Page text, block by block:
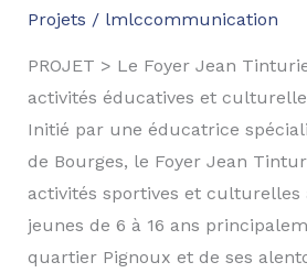
Projets / lmlccommunication
PROJET > Le Foyer Jean
activités éducatives et
Initié par une éducatrice
de Bourges, le Foyer Jean
activités sportives et culturelles
jeunes de 6 à 16 ans
quartier Pignoux et de ses